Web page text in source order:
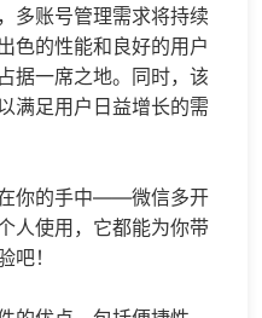
多账号管理需求将持续
色的性能和良好的用户
据一席之地。同时，该
满足用户日益增长的需
你的手中——微信多开
人使用，它都能为你带
吧！